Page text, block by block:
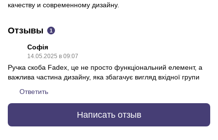
качеству и современному дизайну.
Отзывы 1
Софія
14.05.2025 в 09:07
Ручка скоба Fadex, це не просто функціональний елемент, а
важлива частина дизайну, яка збагачує вигляд вхідної групи
Ответить
Написать отзыв